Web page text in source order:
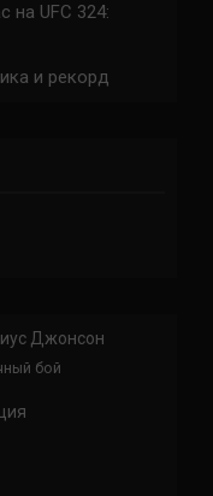
на UFC 324:
и рекорд
Джонсон
бой